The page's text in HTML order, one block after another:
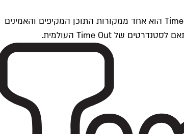
Time Outתל אביב הוא חלק מרשת Time Out Global — רשת מדיה בינלאומית הפועלת ב-360 ערים מרכזיות וב-60 מדינות ברחבי העולם. Time Out הוא אחד ממקורות התוכן המקיפים והאמינים